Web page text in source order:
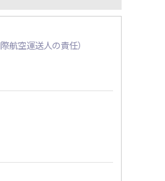
空運送人の責任）